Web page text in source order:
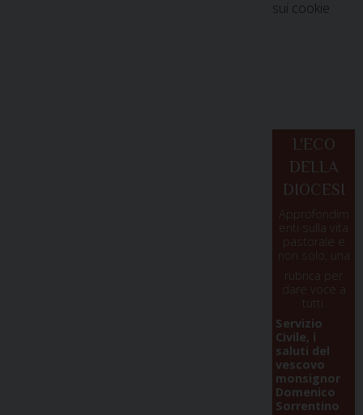
sui cookie
L'ECO
DELLA
DIOCESI
Approfondim
enti sulla vita
pastorale e
non solo, una
rubrica per
dare voce a
tutti.
Servizio
Civile, i
saluti del
vescovo
monsignor
Domenico
Sorrentino